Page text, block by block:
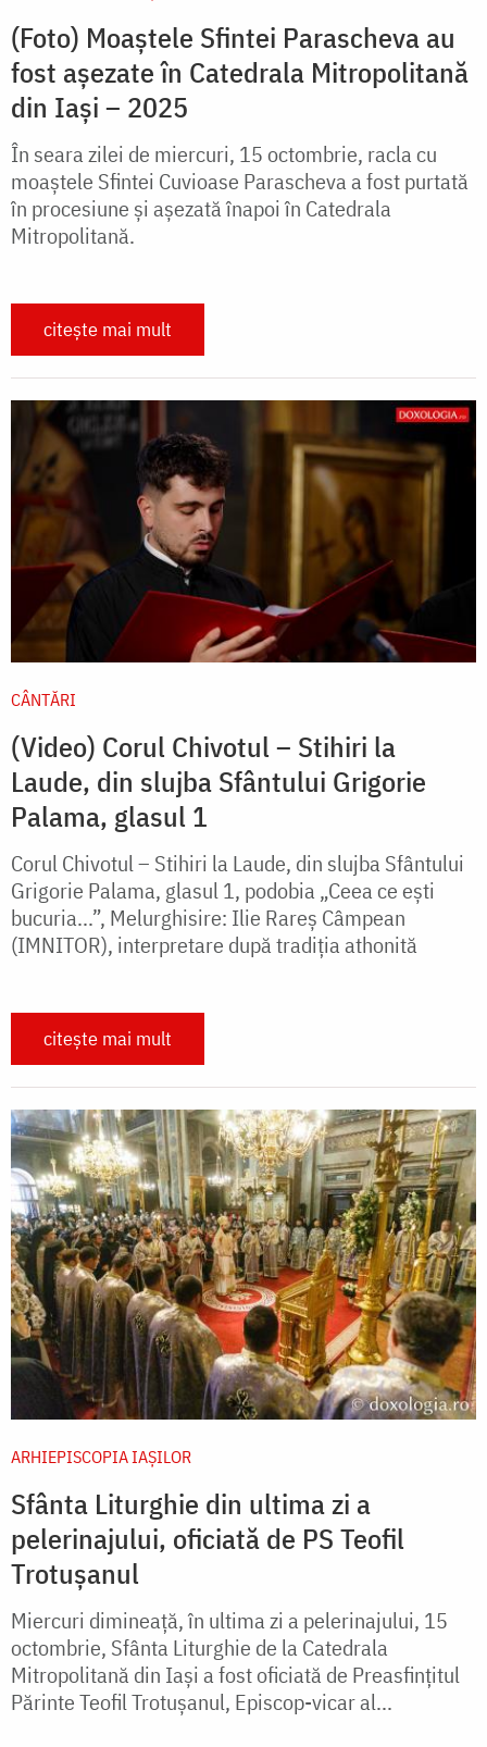
(Foto) Moaștele Sfintei Parascheva au
fost așezate în Catedrala Mitropolitană
din Iași – 2025
În seara zilei de miercuri, 15 octombrie, racla cu
moaștele Sfintei Cuvioase Parascheva a fost purtată
în procesiune și așezată înapoi în Catedrala
Mitropolitană.
citește mai mult
CÂNTĂRI
(Video) Corul Chivotul – Stihiri la
Laude, din slujba Sfântului Grigorie
Palama, glasul 1
Corul Chivotul – Stihiri la Laude, din slujba Sfântului
Grigorie Palama, glasul 1, podobia „Ceea ce ești
bucuria...”, Melurghisire: Ilie Rareș Câmpean
(IMNITOR), interpretare după tradiția athonită
citește mai mult
ARHIEPISCOPIA IAŞILOR
Sfânta Liturghie din ultima zi a
pelerinajului, oficiată de PS Teofil
Trotușanul
Miercuri dimineață, în ultima zi a pelerinajului, 15
octombrie, Sfânta Liturghie de la Catedrala
Mitropolitană din Iași a fost oficiată de Preasfințitul
Părinte Teofil Trotușanul, Episcop-vicar al...